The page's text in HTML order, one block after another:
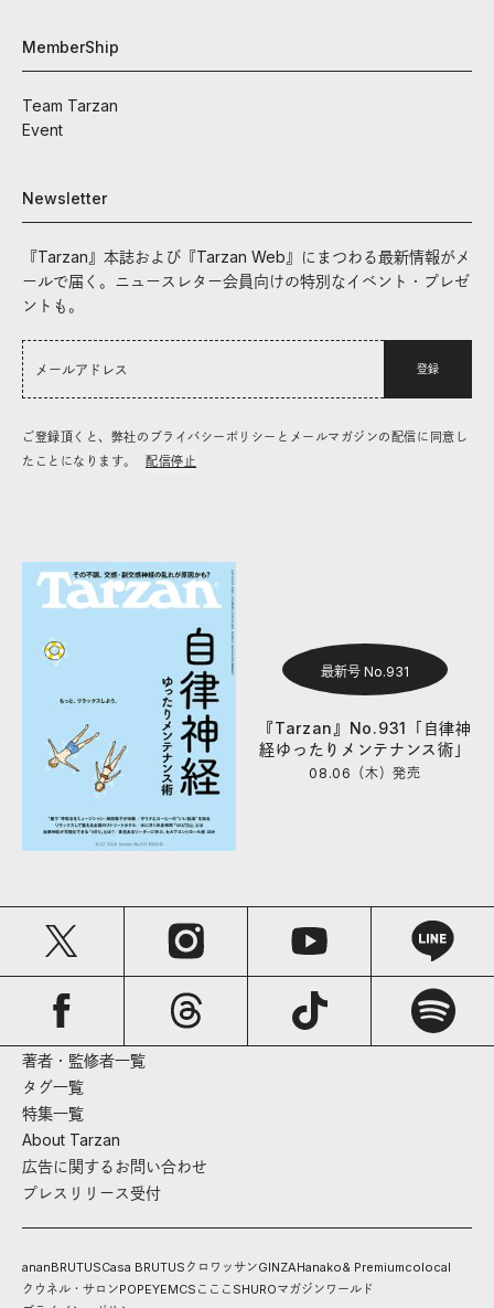
MemberShip
Team Tarzan
Event
Newsletter
『Tarzan』本誌および『Tarzan Web』にまつわる最新情報がメ
ールで届く。ニュースレター会員向けの特別なイベント・プレゼ
ントも。
登録
ご登録頂くと、弊社のプライバシーポリシーとメールマガジンの配信に同意し
たことになります。
配信停止
最新号 No.931
『Tarzan』No.931「自律神
経ゆったりメンテナンス術」
08.06（木）発売
著者・監修者一覧
タグ一覧
特集一覧
About Tarzan
広告に関するお問い合わせ
プレスリリース受付
ananBRUTUSCasa BRUTUS クロワッサンGINZAHanako& Premiumcolocal
クウネル・サロンPOPEYEMCS こここ SHUROマガジンワールド